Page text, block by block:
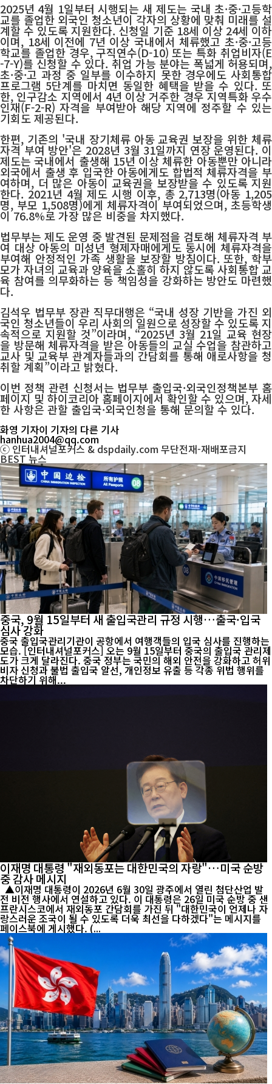
2025년 4월 1일부터 시행되는 새 제도는 국내 초·중·고등학
교를 졸업한 외국인 청소년이 각자의 상황에 맞춰 미래를 설
계할 수 있도록 지원한다. 신청일 기준 18세 이상 24세 이하
이며, 18세 이전에 7년 이상 국내에서 체류했고 초·중·고등
학교를 졸업한 경우, 구직연수(D-10) 또는 특화 취업비자(E
-7-Y)를 신청할 수 있다. 취업 가능 분야는 폭넓게 허용되며,
초·중·고 과정 중 일부를 이수하지 못한 경우에도 사회통합
프로그램 5단계를 마치면 동일한 혜택을 받을 수 있다. 또
한, 인구감소 지역에서 4년 이상 거주한 경우 지역특화 우수
인재(F-2-R) 자격을 부여받아 해당 지역에 정주할 수 있는
기회도 제공된다.
한편, 기존의 '국내 장기체류 아동 교육권 보장을 위한 체류
자격 부여 방안'은 2028년 3월 31일까지 연장 운영된다. 이
제도는 국내에서 출생해 15년 이상 체류한 아동뿐만 아니라
외국에서 출생 후 입국한 아동에게도 합법적 체류자격을 부
여하며, 더 많은 아동이 교육권을 보장받을 수 있도록 지원
한다. 2021년 4월 제도 시행 이후, 총 2,713명(아동 1,205
명, 부모 1,508명)에게 체류자격이 부여되었으며, 초등학생
이 76.8%로 가장 많은 비중을 차지했다.
법무부는 제도 운영 중 발견된 문제점을 검토해 체류자격 부
여 대상 아동의 미성년 형제자매에게도 동시에 체류자격을
부여해 안정적인 가족 생활을 보장할 방침이다. 또한, 학부
모가 자녀의 교육과 양육을 소홀히 하지 않도록 사회통합 교
육 참여를 의무화하는 등 책임성을 강화하는 방안도 마련했
다.
김석우 법무부 장관 직무대행은 “국내 성장 기반을 가진 외
국인 청소년들이 우리 사회의 일원으로 성장할 수 있도록 지
속적으로 지원할 것”이라며, “2025년 3월 21일 교육 현장
을 방문해 체류자격을 받은 아동들의 교실 수업을 참관하고
교사 및 교육부 관계자들과의 간담회를 통해 애로사항을 청
취할 계획”이라고 밝혔다.
이번 정책 관련 신청서는 법무부 출입국·외국인정책본부 홈
페이지 및 하이코리아 홈페이지에서 확인할 수 있으며, 자세
한 사항은 관할 출입국·외국인청을 통해 문의할 수 있다.
화영 기자이 기자의 다른 기사
hanhua2004@qq.com
ⓒ 인터내셔널포커스 & dspdaily.com 무단전재-재배포금지
BEST뉴스
중국, 9월 15일부터 새 출입국관리 규정 시행…출국·입국
심사 강화
중국 출입국관리기관이 공항에서 여행객들의 입국 심사를 진행하는
모습. [인터내셔널포커스] 오는 9월 15일부터 중국의 출입국 관리제
도가 크게 달라진다. 중국 정부는 국민의 해외 안전을 강화하고 허위
비자 신청과 불법 출입국 알선, 개인정보 유출 등 각종 위법 행위를
차단하기 위해...
이재명 대통령 "재외동포는 대한민국의 자랑"…미국 순방
중 감사 메시지
▲이재명 대통령이 2026년 6월 30일 광주에서 열린 첨단산업 발
전 비전 행사에서 연설하고 있다. 이 대통령은 26일 미국 순방 중 샌
프란시스코에서 재외동포 간담회를 가진 뒤 "대한민국이 언제나 자
랑스러운 조국이 될 수 있도록 더욱 최선을 다하겠다"는 메시지를
페이스북에 게시했다. (...